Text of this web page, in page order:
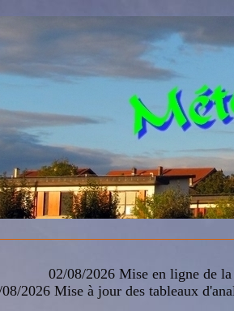
02/08/2026 Mise en ligne de
2026 Mise à jour des tableaux